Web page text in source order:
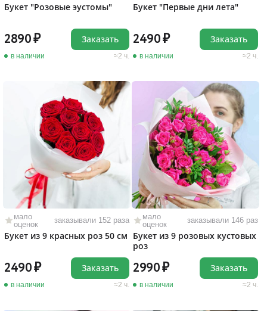
Букет "Розовые эустомы"
2890
в наличии 2 ч.
Заказать
Букет "Первые дни лета"
2490
в наличии 2 ч.
Заказать
мало
оценок
заказывали 152 раза
Букет из 9 красных роз 50 см
2490
в наличии 2 ч.
Заказать
мало
оценок
заказывали 146 раз
Букет из 9 розовых кустовых
роз
2990
в наличии 2 ч.
Заказать